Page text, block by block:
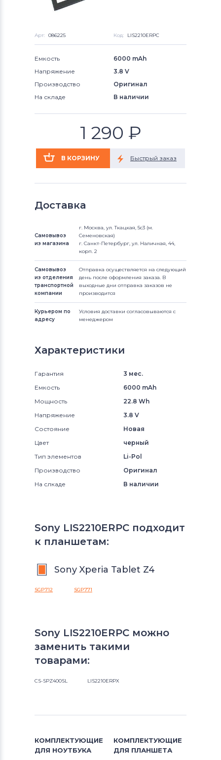
Арт: 086225 Код: LIS2210ERPC
Емкость
6000 mAh
Напряжение
3.8 V
Производство
Оригинал
На складе
В наличии
1 290 ₽
Доставка
Самовывоз
из магазина
г. Москва, ул. Ткацкая, 5с3 (м.
Семеновская)
г. Санкт-Петербург, ул. Наличная, 44,
корп. 2
Самовывоз
из отделения
транспортной
компании
Отправка осуществляется на следующий
день после оформления заказа. В
выходные дни отправка заказов не
производится
Курьером по
адресу
Условия доставки согласовываются с
менеджером
Характеристики
Гарантия
3 мес.
Емкость
6000 mAh
Мощность
22.8 Wh
Напряжение
3.8 V
Состояние
Новая
Цвет
черный
Тип элементов
Li-Pol
Производство
Оригинал
На слкаде
В наличии
Sony LIS2210ERPC подходит
к планшетам:
Sony Xperia Tablet Z4
SGP712 SGP771
Sony LIS2210ERPC можно
заменить такими
товарами:
CS-SPZ400SL LIS2210ERPX
КОМПЛЕКТУЮЩИЕ
ДЛЯ НОУТБУКА
КОМПЛЕКТУЮЩИЕ
ДЛЯ ПЛАНШЕТА